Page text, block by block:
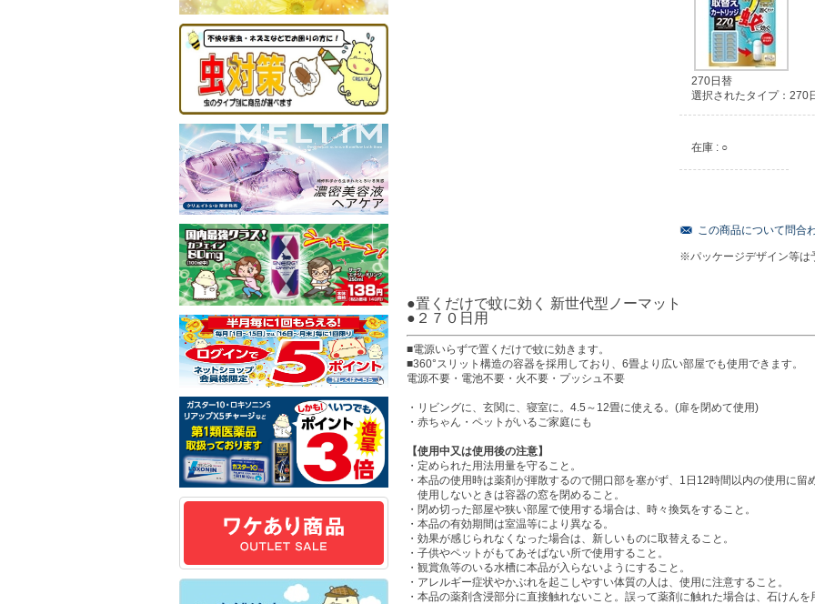
270日替
選択されたタイプ：270
在庫 : ○
この商品について問合
※パッケージデザイン等は
●置くだけで蚊に効く 新世代型ノーマット
●２７０日用
■電源いらずで置くだけで蚊に効きます。
■360°スリット構造の容器を採用しており、6畳より広い部屋でも使用できます。
電源不要・電池不要・火不要・プッシュ不要
・リビングに、玄関に、寝室に。4.5～12畳に使える。(扉を閉めて使用)
・赤ちゃん・ペットがいるご家庭にも
【使用中又は使用後の注意】
・定められた用法用量を守ること。
・本品の使用時は薬剤が揮散するので開口部を塞がず、1日12時間以内の使用に留め
使用しないときは容器の窓を閉めること。
・閉め切った部屋や狭い部屋で使用する場合は、時々換気をすること。
・本品の有効期間は室温等により異なる。
・効果が感じられなくなった場合は、新しいものに取替えること。
・子供やペットがもてあそばない所で使用すること。
・観賞魚等のいる水槽に本品が入らないようにすること。
・アレルギー症状やかぶれを起こしやすい体質の人は、使用に注意すること。
・本品の薬剤含浸部分に直接触れないこと。誤って薬剤に触れた場合は、石けんを